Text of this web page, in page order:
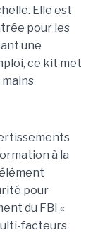
Elle est
pour les
une
ce kit met
à la
pour
du FBI «
facteurs